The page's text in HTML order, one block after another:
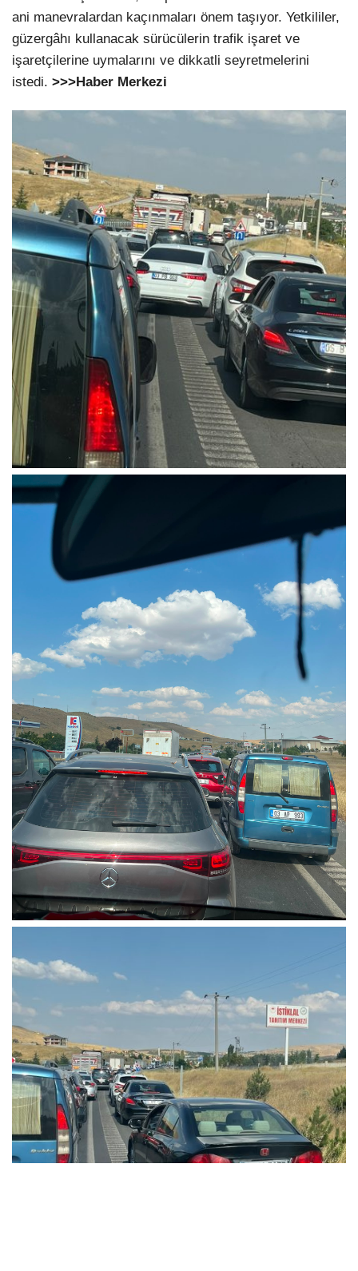
ani manevralardan kaçınmaları önem taşıyor. Yetkililer,
güzergâhı kullanacak sürücülerin trafik işaret ve
işaretçilerine uymalarını ve dikkatli seyretmelerini
istedi. >>>Haber Merkezi